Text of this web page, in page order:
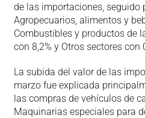
de las importaciones, seguido
Agropecuarios, alimentos y
Combustibles y productos de
con 8,2% y Otros sectores con
La subida del valor de las
marzo fue explicada
las compras de vehículos de
Maquinarias especiales para